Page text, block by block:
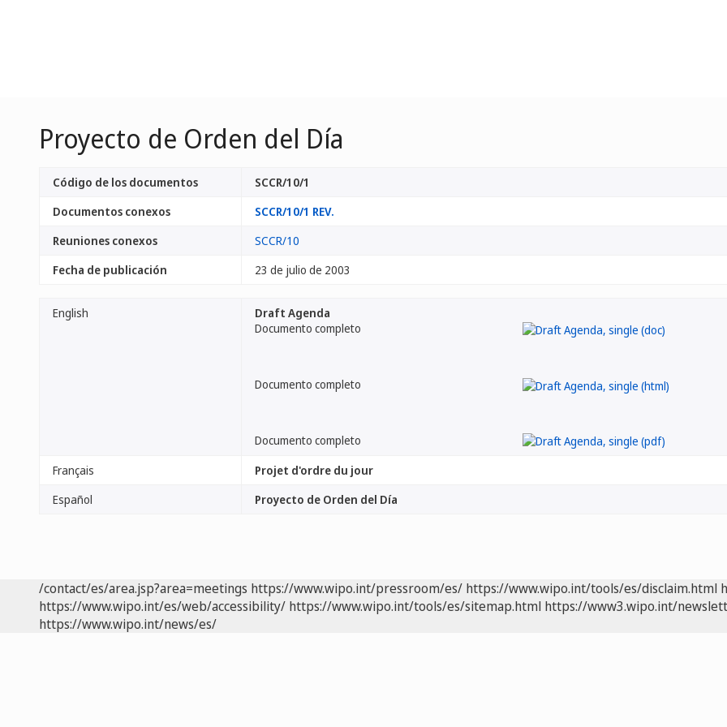
Proyecto de Orden del Día
Código de los documentos
SCCR/10/1
Documentos conexos
SCCR/10/1 REV.
Reuniones conexos
SCCR/10
Fecha de publicación
23 de julio de 2003
English
Draft Agenda
Documento completo
Documento completo
Documento completo
Français
Projet d'ordre du jour
Español
Proyecto de Orden del Día
/contact/es/area.jsp?area=meetings https://www.wipo.int/pressroom/es/ https://www.wipo.int/tools/es/disclaim.html
https://www.wipo.int/es/web/accessibility/ https://www.wipo.int/tools/es/sitemap.html https://www3.wipo.int/
https://www.wipo.int/news/es/